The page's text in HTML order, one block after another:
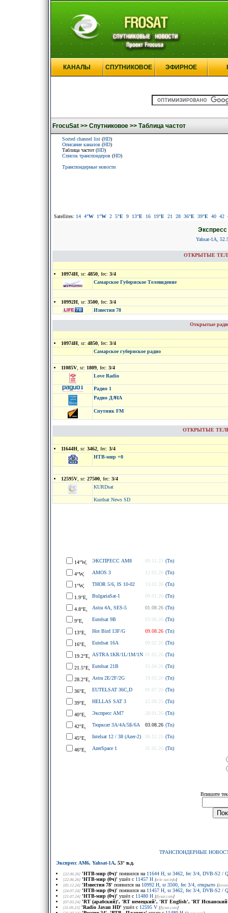
КАНАЛЫ СПУТНИКОВОЕ ЭФИРНОЕ
FrocuSat >> Спутниковое >> Таблица частот
Sorted channel list (HD)
Описание каналов (HD)
Таблица частот (HD)
Список транспондеров (HD)
Транспондерные новости
Satellites: 14 4°W 1°W 2 5°E 9 13°E 16 19°E 21 28 36°E 39°E 40 42
Экспресс
Yahsat-1A,
ОТКРЫТЫЕ
10974H , sr: 4850 , fec: 3/4
Самарское Губернское Телевидение
10992H , sr: 3500 , fec: 3/4
Известия 78
Открытые
10974H , sr: 4850 , fec: 3/4
Самарское губернское радио
11085V , sr: 1809 , fec: 3/4
Love Radio
Радио 1
Радио ДАЧА
Спутник FM
ОТКРЫТЫЕ
11644H , sr: 3462 , fec: 3/4
НТВ-мир +0
12595V , sr: 27500 , fec: 3/4
KURDsat
Kurdsat News SD
14°W, ЭКСПРЕСС АМ8 09.11.23 (Tn)
4°W, AMOS 3 12.03.26 (Tn)
1°W, THOR 5/6, IS 10-02 13.03.26 (Tn)
1.9°E, BulgariaSat-1 09.01.26 (Tn)
4.8°E, Astra 4A, SES-5 01.08.26 (Tn)
9°E, Eutelsat 9B 03.06.26 (Tn)
13°E, Hot Bird 13F/G 09.08.26 (Tn)
16°E, Eutelsat 16A 09.02.26 (Tn)
19.2°E, ASTRA 1KR/1L/1M/1N 01.05.26 (Tn)
21.5°E, Eutelsat 21B 15.04.26 (Tn)
28.2°E, Astra 2E/2F/2G 19.03.20 (Tn)
36°E, EUTELSAT 36C,D 01.07.26 (Tn)
39°E, HELLAS SAT 3 12.09.25 (Tn)
40°E, Экспресс АМ7 28.01.26 (Tn)
42°E, Тюрксат 3A/4A/5Б/6A 03.08.26 (Tn)
45°E, Intelsat 12 / 38 (Azer-2) 06.12.25 (Tn)
46°E, AzerSpace 1 31.05.26 (Tn)
Впишите
ТРАНСПОНДЕРНЫЕ
Экспресс AM6, Yahsat-1A, 53° в.д.
[22.06.26] 'НТВ-мир (0ч)' появился на 11644 H, sr 3462, fec 3/4, DVB-S2 /
[22.06.26] 'НТВ-мир (0ч)' ушёл с 11457 H [tele-sat.info]
[05.12.24] 'Известия 78' появился на 10992 H, sr 3500, fec 3/4, открыто [
[24.07.24] 'НТВ-мир (0ч)' появился на 11457 H, sr 3462, fec 3/4, DVB-S2 /
[21.07.24] 'НТВ-мир (0ч)' ушёл с 11480 H [flysat.com]
[07.03.24] 'RT (арабский)', 'RT немецкий', 'RT English', 'RT
[11.09.23] 'Radio Javan HD' ушёл с 12595 V [flysat.com]